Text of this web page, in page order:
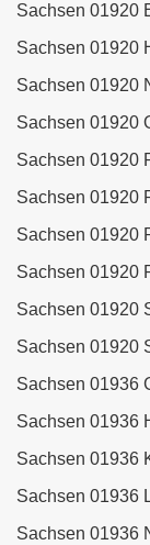
Sachsen 01920
Sachsen 01920
Sachsen 01920
Sachsen 01920
Sachsen 01920
Sachsen 01920
Sachsen 01920
Sachsen 01920
Sachsen 01920
Sachsen 01920
Sachsen 01936
Sachsen 01936
Sachsen 01936
Sachsen 01936
Sachsen 01936